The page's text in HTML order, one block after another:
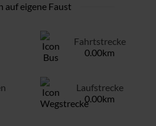
Fahrtstrecke
0.00km
Laufstrecke
0.00km